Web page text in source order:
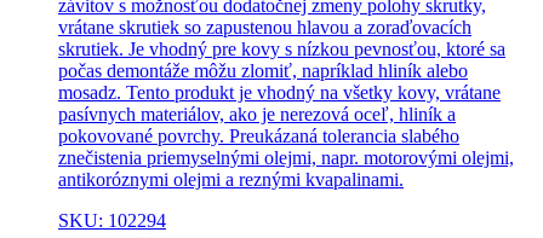
závitov s možnosťou dodatočnej zmeny polohy skrutky,
vrátane skrutiek so zapustenou hlavou a zoraďovacích
skrutiek. Je vhodný pre kovy s nízkou pevnosťou, ktoré sa
počas demontáže môžu zlomiť, napríklad hliník alebo
mosadz. Tento produkt je vhodný na všetky kovy, vrátane
pasívnych materiálov, ako je nerezová oceľ, hliník a
pokovované povrchy. Preukázaná tolerancia slabého
znečistenia priemyselnými olejmi, napr. motorovými olejmi,
antikoróznymi olejmi a reznými kvapalinami.
SKU: 102294